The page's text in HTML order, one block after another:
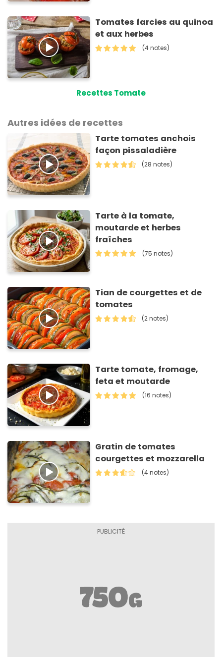
Tomates farcies au quinoa
et aux herbes
(4 notes)
Recettes Tomate
Autres idées de recettes
Tarte tomates anchois
façon pissaladière
(28 notes)
Tarte à la tomate,
moutarde et herbes
fraîches
(75 notes)
Tian de courgettes et de
tomates
(2 notes)
Tarte tomate, fromage,
feta et moutarde
(16 notes)
Gratin de tomates
courgettes et mozzarella
(4 notes)